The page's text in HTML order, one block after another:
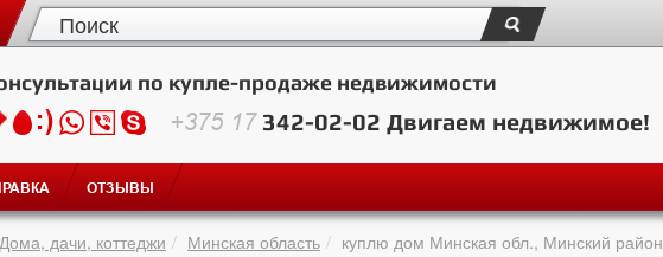
по купле-продаже недвижимости
+375 17342-02-02 Двигаем недвижимое!
ОТЗЫВЫ
Дома, дачи, коттеджи Минская область куплю дом Минская обл., Минский район